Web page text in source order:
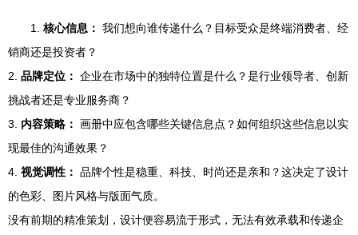
1. 核心信息： 我们想向谁传递什么？目标受众是终端消费者、经
销商还是投资者？
2. 品牌定位： 企业在市场中的独特位置是什么？是行业领导者、创新
挑战者还是专业服务商？
3. 内容策略： 画册中应包含哪些关键信息点？如何组织这些信息以实
现最佳的沟通效果？
4. 视觉调性： 品牌个性是稳重、科技、时尚还是亲和？这决定了设计
的色彩、图片风格与版面气质。
没有前期的精准策划，设计便容易流于形式，无法有效承载和传递企